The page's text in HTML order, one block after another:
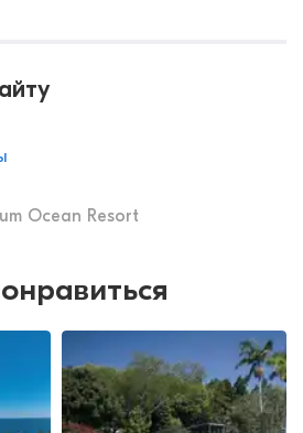
Ocean Resort